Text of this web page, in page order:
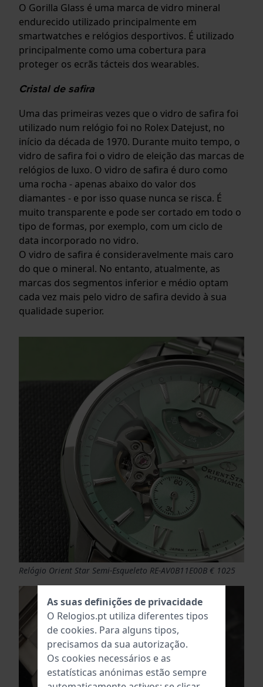
O Gorilla Glass é uma marca de vidro mineral
endurecido utilizado principalmente em
smartwatches e relógios desportivos. É utilizado
principalmente como uma cobertura para
proteger os ecrãs tácteis dos wearables.
Cristal de safira
Uma das primeiras vezes que o vidro de safira foi
utilizado num relógio foi no Rolex Datejust, no
início da década de 1970. Durante muito tempo, o
vidro de safira foi o vidro de eleição das marcas de
relógios de luxo. O vidro de safira é duro como
uma rocha - apenas abaixo do valor dos
diamantes - e por isso quase nunca se risca. É
muito transparente e pode ser cortado em todo o
tipo de formas, por exemplo, com um ciclo de
data incorporado no vidro.
O vidro de safira é consideravelmente mais caro
do que o mineral. No entanto, atualmente, as
marcas dos segmentos inferior e médio optam
cada vez mais pelo vidro de safira devido à sua
qualidade superior.
Relógio Orient Star Semi-Esqueleto RE-AV0B11E00B € 1025
As suas definições de privacidade
O Relogios.pt utiliza diferentes tipos
de cookies. Para alguns tipos,
precisamos da sua autorização.
Os cookies necessários e as
estatísticas anónimas estão sempre